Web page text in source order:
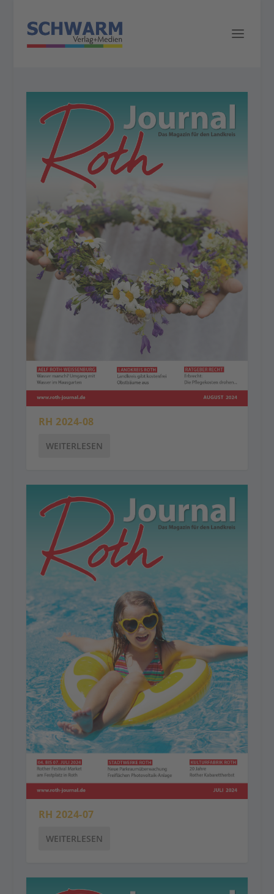
RH 2024-08
WEITERLESEN
RH 2024-07
WEITERLESEN